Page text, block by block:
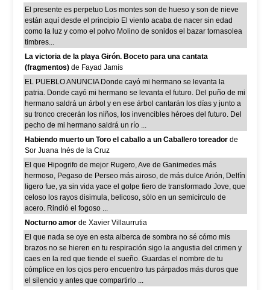
El presente es perpetuo Los montes son de hueso y son de nieve
están aquí desde el principio El viento acaba de nacer sin edad
como la luz y como el polvo Molino de sonidos el bazar tornasolea
timbres...
La victoria de la playa Girón. Boceto para una cantata
(fragmentos) de Fayad Jamís
EL PUEBLO ANUNCIA Donde cayó mi hermano se levanta la
patria. Donde cayó mi hermano se levanta el futuro. Del puño de mi
hermano saldrá un árbol y en ese árbol cantarán los días y junto a
su tronco crecerán los niños, los invencibles héroes del futuro. Del
pecho de mi hermano saldrá un río ...
Habiendo muerto un Toro el caballo a un Caballero toreador de
Sor Juana Inés de la Cruz
El que Hipogrifo de mejor Rugero, Ave de Ganimedes más
hermoso, Pegaso de Perseo más airoso, de más dulce Arión, Delfín
ligero fue, ya sin vida yace el golpe fiero de transformado Jove, que
celoso los rayos disimula, belicoso, sólo en un semicírculo de
acero. Rindió el fogoso ...
Nocturno amor de Xavier Villaurrutia
El que nada se oye en esta alberca de sombra no sé cómo mis
brazos no se hieren en tu respiración sigo la angustia del crimen y
caes en la red que tiende el sueño. Guardas el nombre de tu
cómplice en los ojos pero encuentro tus párpados más duros que
el silencio y antes que compartirlo ...